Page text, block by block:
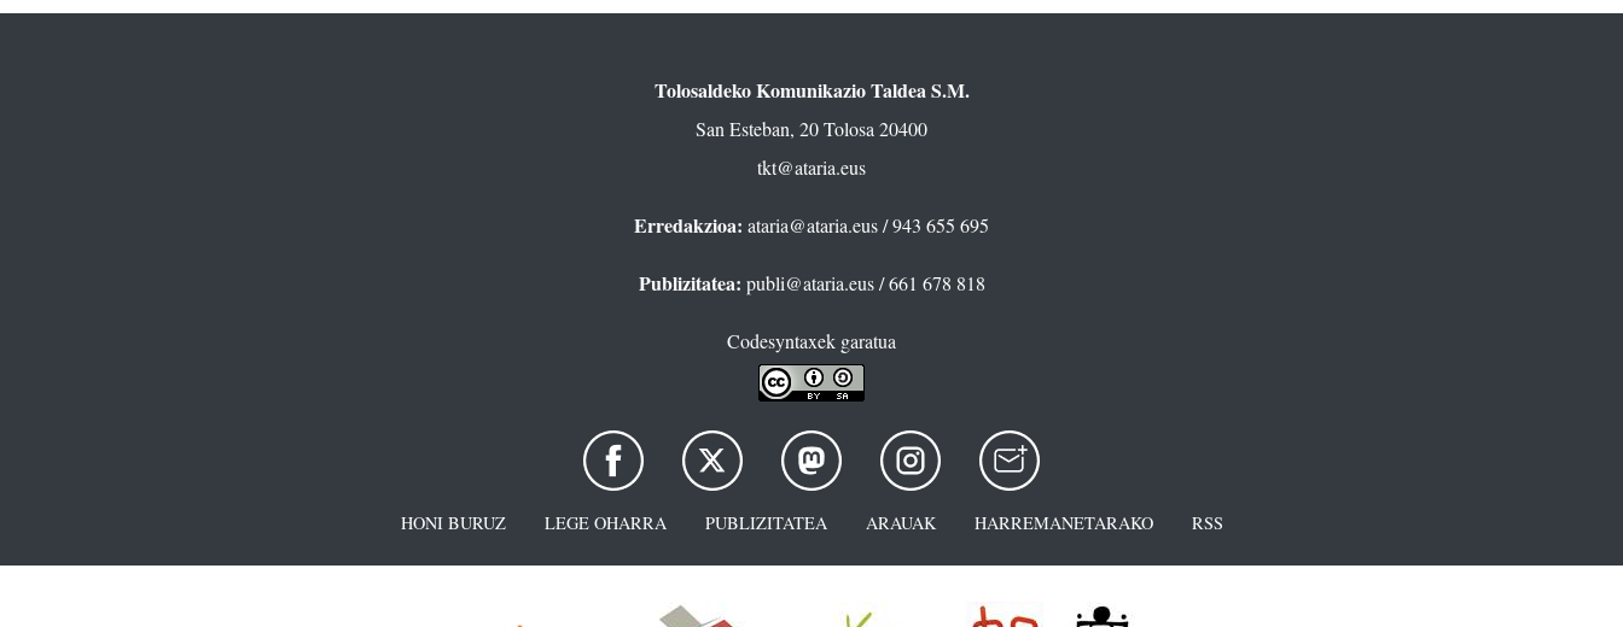
Tolosaldeko Komunikazio Taldea S.M.
San Esteban, 20 Tolosa 20400
tkt@ataria.eus
Erredakzioa: ataria@ataria.eus/ 943 655 695
Publizitatea: publi@ataria.eus/ 661 678 818
Codesyntaxek garatua
HONI BURUZ LEGE OHARRA PUBLIZITATEA ARAUAK HARREMANETARAKO RSS